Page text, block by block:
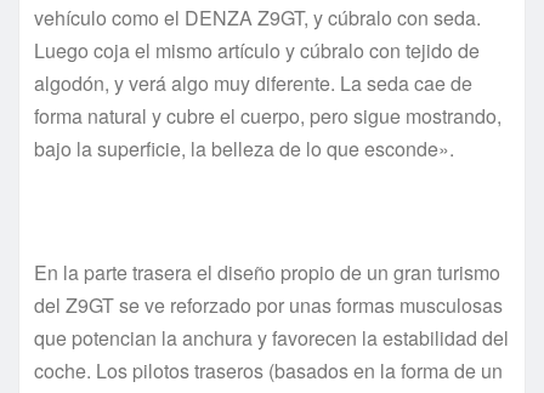
vehículo como el DENZA Z9GT, y cúbralo con seda.
Luego coja el mismo artículo y cúbralo con tejido de
algodón, y verá algo muy diferente. La seda cae de
forma natural y cubre el cuerpo, pero sigue mostrando,
bajo la superficie, la belleza de lo que esconde».
En la parte trasera el diseño propio de un gran turismo
del Z9GT se ve reforzado por unas formas musculosas
que potencian la anchura y favorecen la estabilidad del
coche. Los pilotos traseros (basados en la forma de un